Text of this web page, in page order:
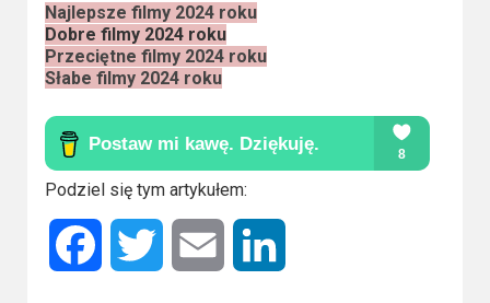
Najlepsze filmy 2024 roku
Dobre filmy 2024 roku
Przeciętne filmy 2024 roku
Słabe filmy 2024 roku
Podziel się tym artykułem:
Facebook Twitter Email